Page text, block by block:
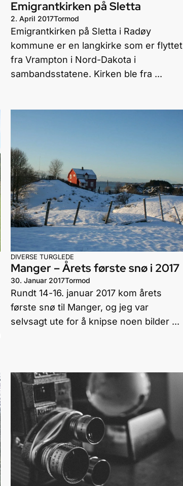
Emigrantkirken på Sletta
2. April 2017Tormod
Emigrantkirken på Sletta i Radøy
kommune er en langkirke som er flyttet
fra Vrampton i Nord-Dakota i
sambandsstatene. Kirken ble fra ...
DIVERSE TURGLEDE
Manger – Årets første snø i 2017
30. Januar 2017Tormod
Rundt 14-16. januar 2017 kom årets
første snø til Manger, og jeg var
selvsagt ute for å knipse noen bilder ...